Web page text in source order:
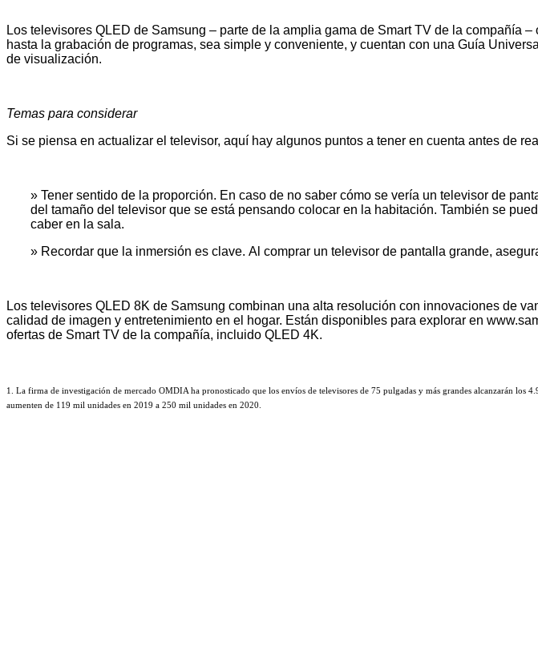
Los televisores QLED de Samsung – parte de la amplia gama de Smart TV de la compañía
hasta la grabación de programas, sea simple y conveniente, y cuentan con una Guía
de visualización.
Temas para considerar
Si se piensa en actualizar el televisor, aquí hay algunos puntos a tener en cuenta antes de
» Tener sentido de la proporción. En caso de no saber cómo se vería un televisor de
del tamaño del televisor que se está pensando colocar en la habitación. También se
caber en la sala.
» Recordar que la inmersión es clave. Al comprar un televisor de pantalla grande,
Los televisores QLED 8K de Samsung combinan una alta resolución con innovaciones de
calidad de imagen y entretenimiento en el hogar. Están disponibles para explorar en
ofertas de Smart TV de la compañía, incluido QLED 4K.
1. La firma de investigación de mercado OMDIA ha pronosticado que los envíos de televisores de 75 pulgadas y más grandes alcanzarán
aumenten de 119 mil unidades en 2019 a 250 mil unidades en 2020.